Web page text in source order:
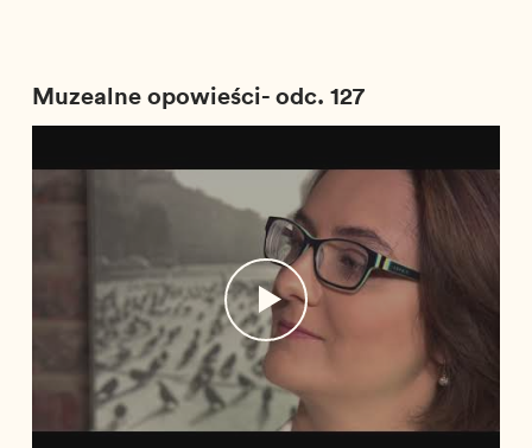
Muzealne opowieści- odc. 127